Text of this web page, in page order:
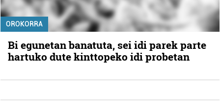
OROKORRA
Bi egunetan banatuta, sei idi parek parte
hartuko dute kinttopeko idi probetan